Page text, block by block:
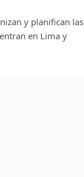
y planifican las
en Lima y